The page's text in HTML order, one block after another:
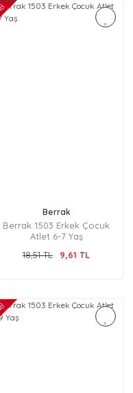
Berrak
Berrak 1503 Erkek Çocuk
Atlet 6-7 Yaş
18,51 TL
9,61 TL